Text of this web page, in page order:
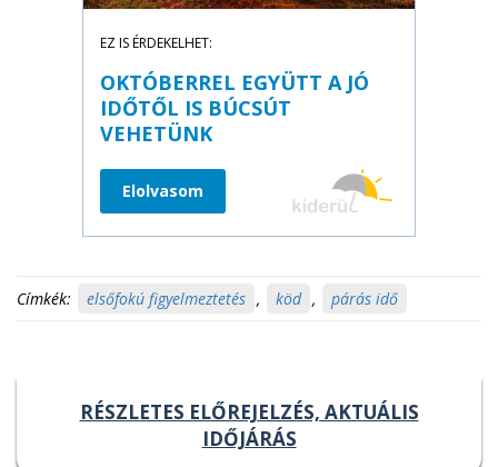
EZ IS ÉRDEKELHET:
OKTÓBERREL EGYÜTT A JÓ
IDŐTŐL IS BÚCSÚT
VEHETÜNK
Elolvasom
Címkék: elsőfokú figyelmeztetés , köd , párás idő
RÉSZLETES ELŐREJELZÉS, AKTUÁLIS
IDŐJÁRÁS